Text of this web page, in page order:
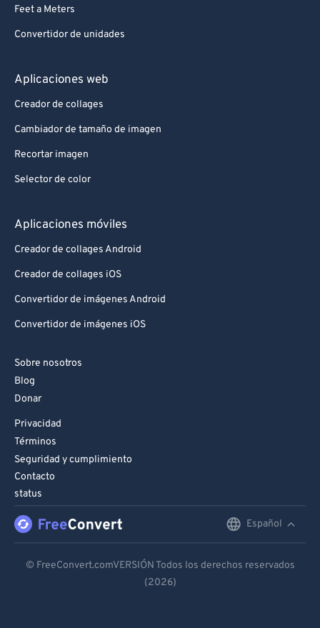
Feet a Meters
Convertidor de unidades
Aplicaciones web
Creador de collages
Cambiador de tamaño de imagen
Recortar imagen
Selector de color
Aplicaciones móviles
Creador de collages Android
Creador de collages iOS
Convertidor de imágenes Android
Convertidor de imágenes iOS
Sobre nosotros
Blog
Donar
Privacidad
Términos
Seguridad y cumplimiento
Contacto
status
Español
Español
© FreeConvert.comVERSIÓN Todos los derechos reservados
(2026)